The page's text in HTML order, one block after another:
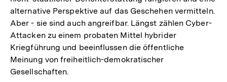
alternative Perspektive auf das Geschehen vermitteln.
Aber - sie sind auch angreifbar. Längst zählen Cyber-
Attacken zu einem probaten Mittel hybrider
Kriegführung und beeinflussen die öffentliche
Meinung von freiheitlich-demokratischer
Gesellschaften.